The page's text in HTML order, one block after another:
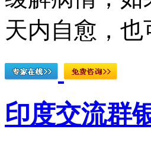
天内自愈，也
印度交流群